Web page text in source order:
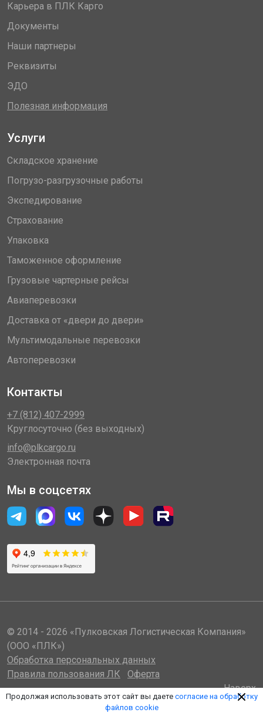
Карьера в ПЛК Карго
Документы
Наши партнеры
Реквизиты
ЭДО
Полезная информация
Услуги
Складское хранение
Погрузо-разгрузочные работы
Экспедирование
Страхование
Упаковка
Таможенное оформление
Грузовые чартерные рейсы
Авиаперевозки
Доставка от «двери до двери»
Мультимодальные перевозки
Автоперевозки
Контакты
+7 (812) 407-2999
Круглосуточно (без выходных)
info@plkcargo.ru
Электронная почта
Мы в соцсетях
© 2014 - 2026 «Пулковская Логистическая Компания»
(ООО «ПЛК»)
Обработка персональных данных
Правила пользования ЛК
Оферта
Наверх
Продолжая использовать этот сайт вы даете согласие на обработку
файлов cookie